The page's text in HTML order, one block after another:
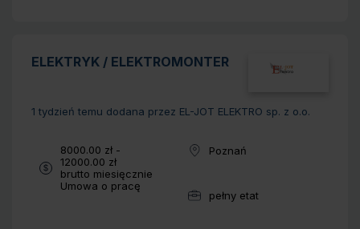
ELEKTRYK / ELEKTROMONTER
1 tydzień temu dodana przez EL-JOT ELEKTRO sp. z o.o.
Wynagrodzenie:
8000.00 zł -
12000.00 zł
brutto miesięcznie
Typ umowy:
Umowa o pracę
Lokalizacja:
Poznań
Wymiar pracy:
pełny etat